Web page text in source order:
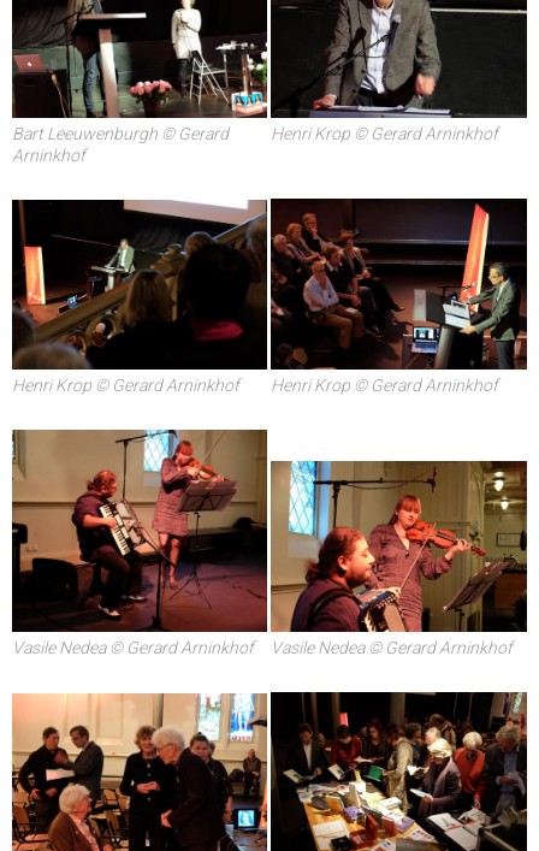
Bart Leeuwenburgh © Gerard
Arninkhof
Henri Krop © Gerard Arninkhof
Henri Krop © Gerard Arninkhof Henri Krop © Gerard Arninkhof
Vasile Nedea © Gerard Arninkhof Vasile Nedea © Gerard Arninkhof